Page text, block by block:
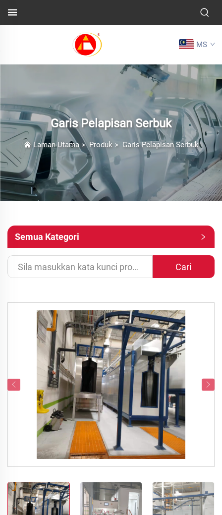
MS
Garis Pelapisan Serbuk
Laman Utama> Produk > Garis Pelapisan Serbuk
Semua Kategori
Cari